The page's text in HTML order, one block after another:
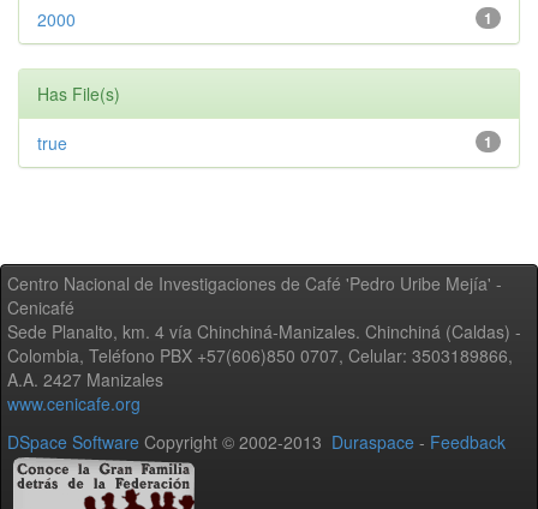
1
2000
Has File(s)
1
true
Centro Nacional de Investigaciones de Café 'Pedro Uribe Mejía' -
Cenicafé
Sede Planalto, km. 4 vía Chinchiná-Manizales. Chinchiná (Caldas) -
Colombia, Teléfono PBX +57(606)850 0707, Celular: 3503189866,
A.A. 2427 Manizales
www.cenicafe.org
DSpace Software Copyright © 2002-2013 Duraspace - Feedback